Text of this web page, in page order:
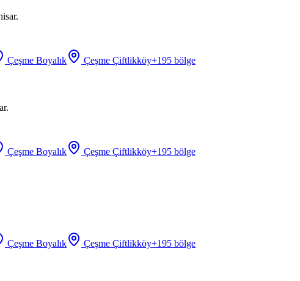
Çeşme Boyalık Çeşme Çiftlikköy+195 bölge
Çeşme Boyalık Çeşme Çiftlikköy+195 bölge
Çeşme Boyalık Çeşme Çiftlikköy+195 bölge